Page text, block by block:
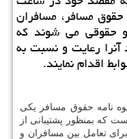
مسافر، مسافران
و حقوقی می شوند که
رعایت و نسبت به
اقدام نمایند.
نامه حقوق مسافر یکی
که بمنظور پشتیبانی از
تعامل بین مسافران و